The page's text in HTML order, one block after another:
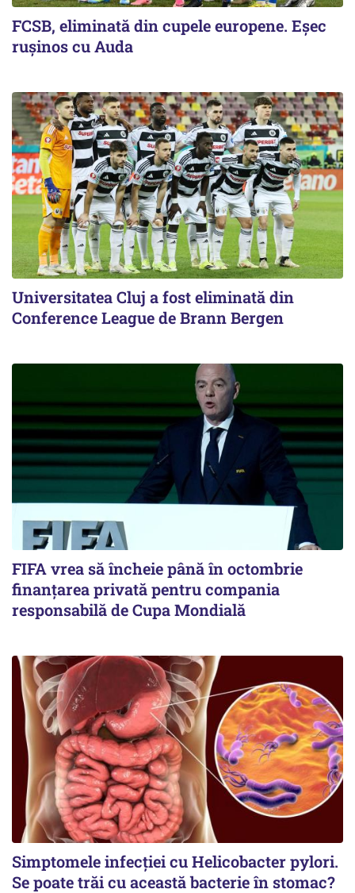
FCSB, eliminată din cupele europene. Eşec
ruşinos cu Auda
Universitatea Cluj a fost eliminată din
Conference League de Brann Bergen
FIFA vrea să încheie până în octombrie
finanțarea privată pentru compania
responsabilă de Cupa Mondială
Simptomele infecției cu Helicobacter pylori.
Se poate trăi cu această bacterie în stomac?